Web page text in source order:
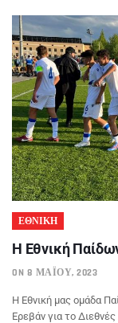
ΕΘΝΙΚΗ
Η Εθνική
ON 8 ΜΑΪ́ΟΥ, 2023
Η Εθνική μας ομάδα
Ερεβάν για το